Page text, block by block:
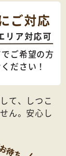
ご対応
リア対応可
ご希望の方
ださい！
て、しつこ
ん。安心し